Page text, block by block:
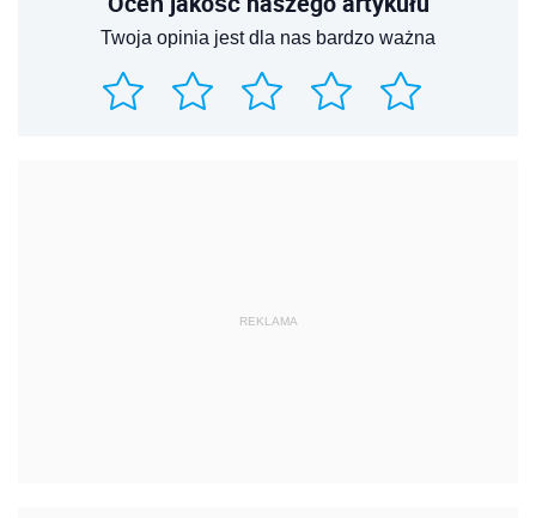
Twoja opinia jest dla nas bardzo ważna
REKLAMA